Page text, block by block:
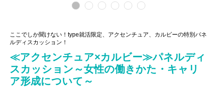
ここでしか聞けない！type就活限定、アクセンチュア、カルビーの特別パネ
ルディスカッション！
≪アクセンチュア×カルビー≫パネルディ
スカッション～女性の働きかた・キャリ
ア形成について～